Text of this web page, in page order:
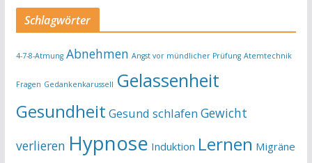
Schlagwörter
4-7-8-Atmung Abnehmen Angst vor mündlicher Prüfung Atemtechnik
Fragen Gedankenkarussell Gelassenheit
Gesundheit Gesund schlafen Gewicht
verlieren Hypnose Induktion Lernen Migräne